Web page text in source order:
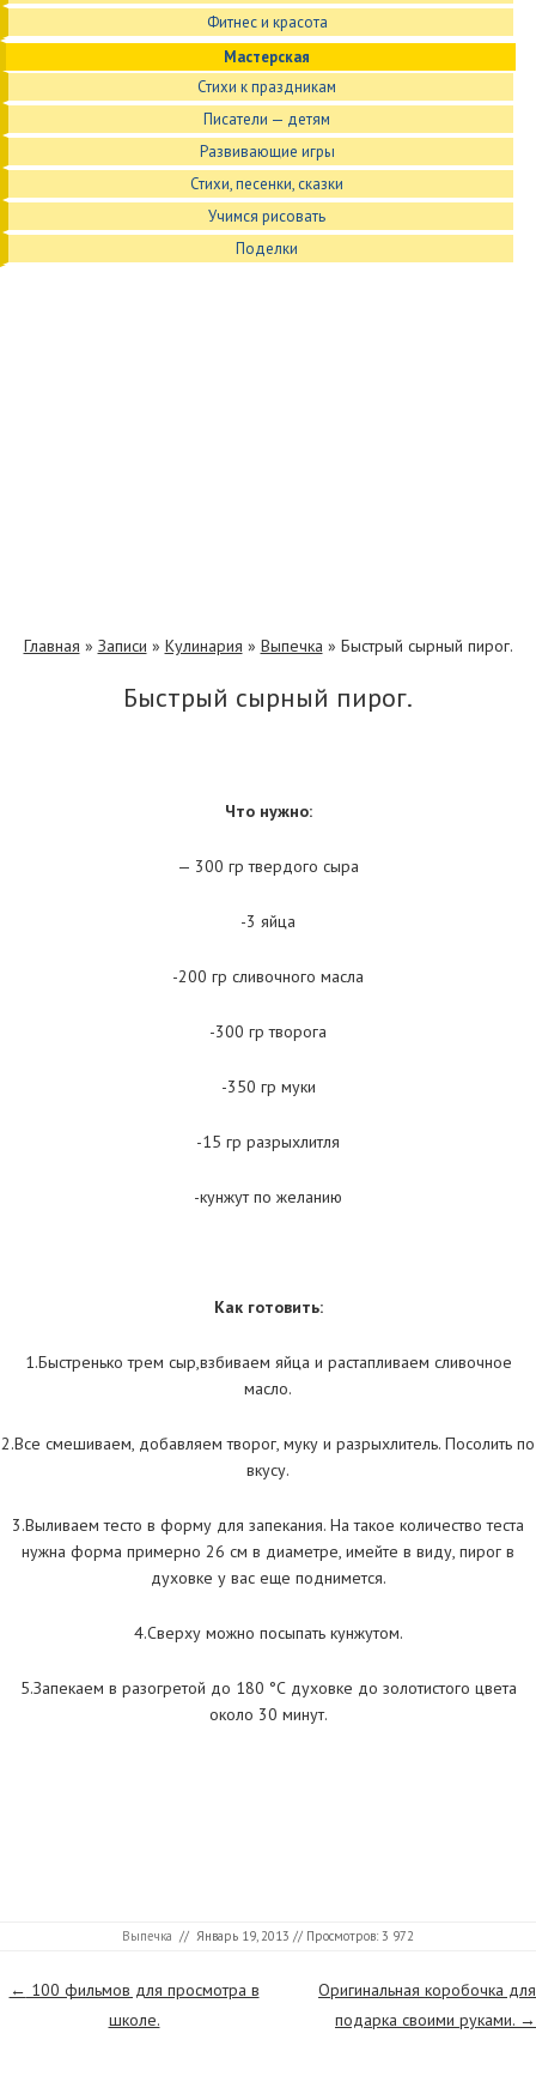
Фитнес и красота
Мастерская
Стихи к праздникам
Писатели — детям
Развивающие игры
Стихи, песенки, сказки
Учимся рисовать
Поделки
Главная » Записи » Кулинария » Выпечка » Быстрый сырный пирог.
Быстрый сырный пирог.
Что нужно:
— 300 гр твердого сыра
-3 яйца
-200 гр сливочного масла
-300 гр творога
-350 гр муки
-15 гр разрыхлитля
-кунжут по желанию
Как готовить:
1.Быстренько трем сыр,взбиваем яйца и растапливаем сливочное
масло.
2.Все смешиваем, добавляем творог, муку и разрыхлитель. Посолить по
вкусу.
3.Выливаем тесто в форму для запекания. На такое количество теста
нужна форма примерно 26 см в диаметре, имейте в виду, пирог в
духовке у вас еще поднимется.
4.Сверху можно посыпать кунжутом.
5.Запекаем в разогретой до 180 °С духовке до золотистого цвета
около 30 минут.
Выпечка // Январь 19, 2013 // Просмотров: 3 972
Страницы
← 100 фильмов для просмотра в
школе.
Оригинальная коробочка для
подарка своими руками. →